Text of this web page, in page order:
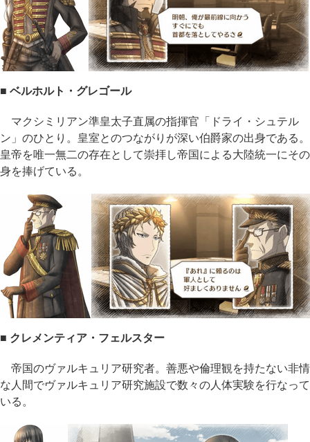
■ ベルホルト・グレゴール
マクシミリアン準皇太子直属の指揮官「ドライ・シュテル
ン」のひとり。皇室とのつながりが深い伯爵家の出身である。
皇帝を唯一無二の存在として崇拝し帝国による大陸統一にその
身を捧げている。
■ クレメンティア・フェルスター
帝国のヴァルキュリア研究者。善悪や倫理観を持たない非情
な人間でヴァルキュリア研究施設で数々の人体実験を行なって
いる。